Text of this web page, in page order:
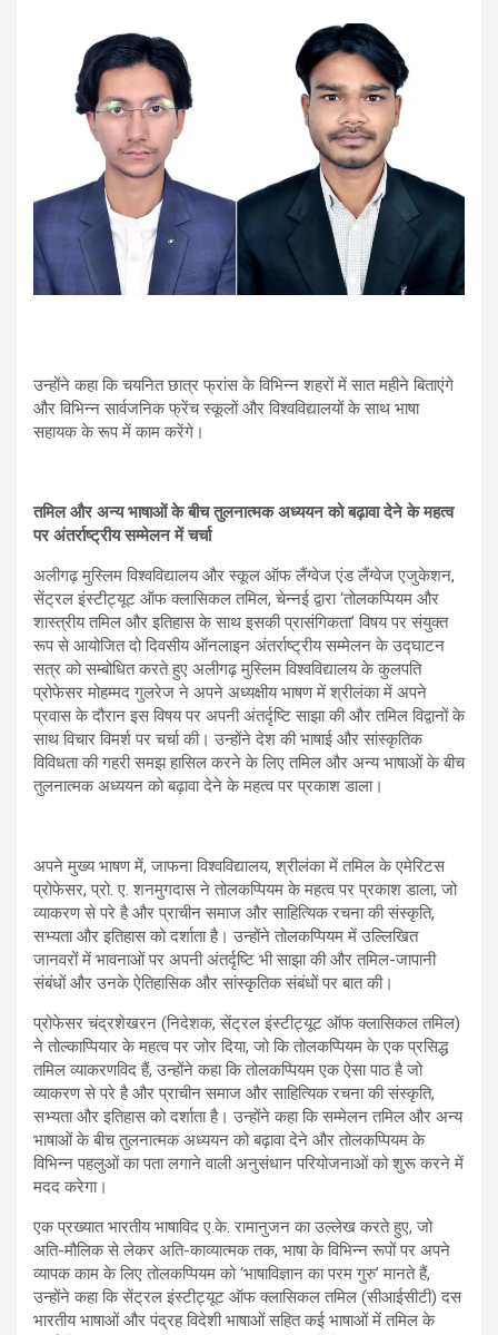
उन्होंने कहा कि चयनित छात्र फ्रांस के विभिन्न शहरों में सात महीने बिताएंगे
और विभिन्न सार्वजनिक फ्रेंच स्कूलों और विश्वविद्यालयों के साथ भाषा
सहायक के रूप में काम करेंगे।
तमिल और अन्य भाषाओं के बीच तुलनात्मक अध्ययन को बढ़ावा देने के महत्व
पर अंतर्राष्ट्रीय सम्मेलन में चर्चा
अलीगढ़ मुस्लिम विश्वविद्यालय और स्कूल ऑफ लैंग्वेज एंड लैंग्वेज एजुकेशन,
सेंट्रल इंस्टीट्यूट ऑफ क्लासिकल तमिल, चेन्नई द्वारा ‘तोलकप्पियम और
शास्त्रीय तमिल और इतिहास के साथ इसकी प्रासंगिकता’ विषय पर संयुक्त
रूप से आयोजित दो दिवसीय ऑनलाइन अंतर्राष्ट्रीय सम्मेलन के उद्घाटन
सत्र को सम्बोधित करते हुए अलीगढ़ मुस्लिम विश्वविद्यालय के कुलपति
प्रोफेसर मोहम्मद गुलरेज ने अपने अध्यक्षीय भाषण में श्रीलंका में अपने
प्रवास के दौरान इस विषय पर अपनी अंतर्दृष्टि साझा की और तमिल विद्वानों के
साथ विचार विमर्श पर चर्चा की। उन्होंने देश की भाषाई और सांस्कृतिक
विविधता की गहरी समझ हासिल करने के लिए तमिल और अन्य भाषाओं के बीच
तुलनात्मक अध्ययन को बढ़ावा देने के महत्व पर प्रकाश डाला।
अपने मुख्य भाषण में, जाफना विश्वविद्यालय, श्रीलंका में तमिल के एमेरिटस
प्रोफेसर, प्रो. ए. शनमुगदास ने तोलकप्पियम के महत्व पर प्रकाश डाला, जो
व्याकरण से परे है और प्राचीन समाज और साहित्यिक रचना की संस्कृति,
सभ्यता और इतिहास को दर्शाता है। उन्होंने तोलकप्पियम में उल्लिखित
जानवरों में भावनाओं पर अपनी अंतर्दृष्टि भी साझा की और तमिल-जापानी
संबंधों और उनके ऐतिहासिक और सांस्कृतिक संबंधों पर बात की।
प्रोफेसर चंद्रशेखरन (निदेशक, सेंट्रल इंस्टीट्यूट ऑफ क्लासिकल तमिल)
ने तोल्काप्पियार के महत्व पर जोर दिया, जो कि तोलकप्पियम के एक प्रसिद्ध
तमिल व्याकरणविद हैं, उन्होंने कहा कि तोलकप्पियम एक ऐसा पाठ है जो
व्याकरण से परे है और प्राचीन समाज और साहित्यिक रचना की संस्कृति,
सभ्यता और इतिहास को दर्शाता है। उन्होंने कहा कि सम्मेलन तमिल और अन्य
भाषाओं के बीच तुलनात्मक अध्ययन को बढ़ावा देने और तोलकप्पियम के
विभिन्न पहलुओं का पता लगाने वाली अनुसंधान परियोजनाओं को शुरू करने में
मदद करेगा।
एक प्रख्यात भारतीय भाषाविद ए.के. रामानुजन का उल्लेख करते हुए, जो
अति-मौलिक से लेकर अति-काव्यात्मक तक, भाषा के विभिन्न रूपों पर अपने
व्यापक काम के लिए तोलकप्पियम को ‘भाषाविज्ञान का परम गुरु’ मानते हैं,
उन्होंने कहा कि सेंट्रल इंस्टीट्यूट ऑफ क्लासिकल तमिल (सीआईसीटी) दस
भारतीय भाषाओं और पंद्रह विदेशी भाषाओं सहित कई भाषाओं में तमिल के